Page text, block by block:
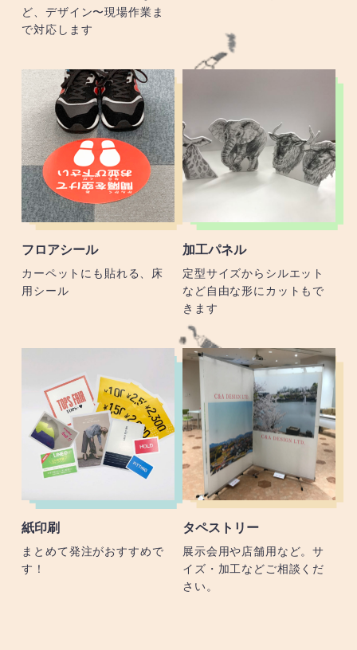
ど、デザイン〜現場作業ま
で対応します
フロアシール
カーペットにも貼れる、床
用シール
加工パネル
定型サイズからシルエット
など自由な形にカットもで
きます
紙印刷
まとめて発注がおすすめで
す！
タペストリー
展示会用や店舗用など。サ
イズ・加工などご相談くだ
さい。